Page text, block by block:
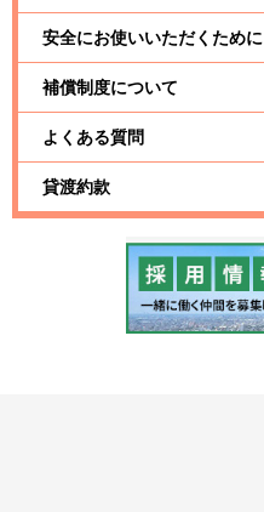
安全にお使いいただくために
補償制度について
よくある質問
貸渡約款